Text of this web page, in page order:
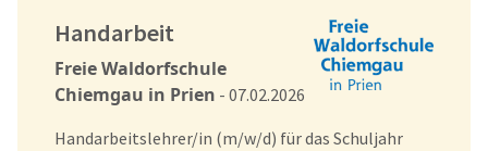
Handarbeit
Freie Waldorfschule
Chiemgau in Prien - 07.02.2026
Handarbeitslehrer/in (m/w/d) für das Schuljahr